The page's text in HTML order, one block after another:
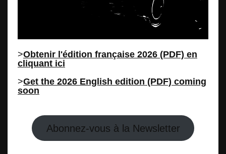
>Obtenir l'édition française 2026 (PDF) en
cliquant ici
>Get the 2026 English edition (PDF) coming
soon
Abonnez-vous à la Newsletter